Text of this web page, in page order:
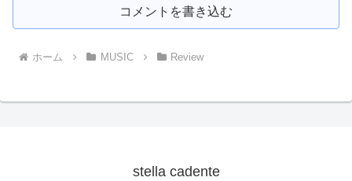
コメントを書き込む
ホーム MUSIC Review
stella cadente